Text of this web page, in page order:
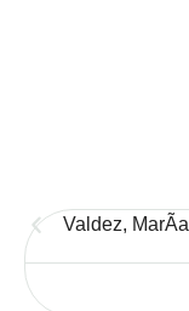
Valdez, MarÃ­a